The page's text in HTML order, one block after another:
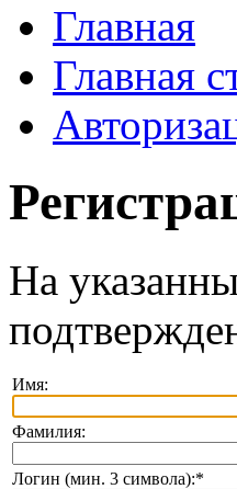
Главная
Главная
На
Имя:
Фамилия:
Логин (мин. 3 символа):*